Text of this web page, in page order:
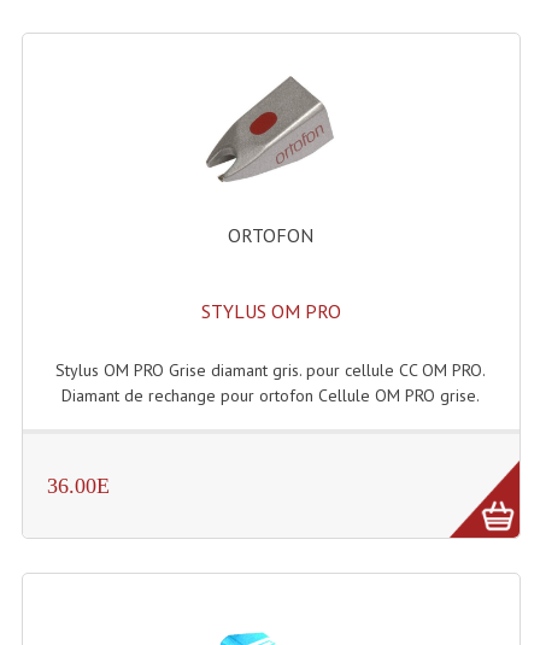
ORTOFON
STYLUS OM PRO
Stylus OM PRO Grise diamant gris. pour cellule CC OM PRO.
Diamant de rechange pour ortofon Cellule OM PRO grise.
36.00E